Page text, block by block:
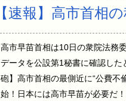
【速報】高市首相
高市早苗首相は10日の衆院法務
データを公設第1秘書に確認し
砲】高市首相の最側近に“公費不
始！日本には高市早苗が必要だ